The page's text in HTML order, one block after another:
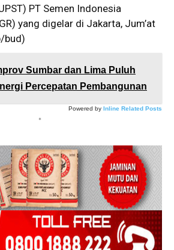
PT Semen Indonesia
yang digelar di Jakarta, Jum’at
bud)
Sumbar dan Lima Puluh
Percepatan Pembangunan
Powered by Inline Related Posts
*